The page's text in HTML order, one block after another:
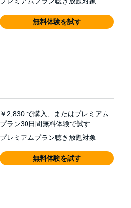
無料体験を試す
￥2,830 で購入、またはプレミアム
プラン30日間無料体験で試す
プレミアムプラン聴き放題対象
無料体験を試す